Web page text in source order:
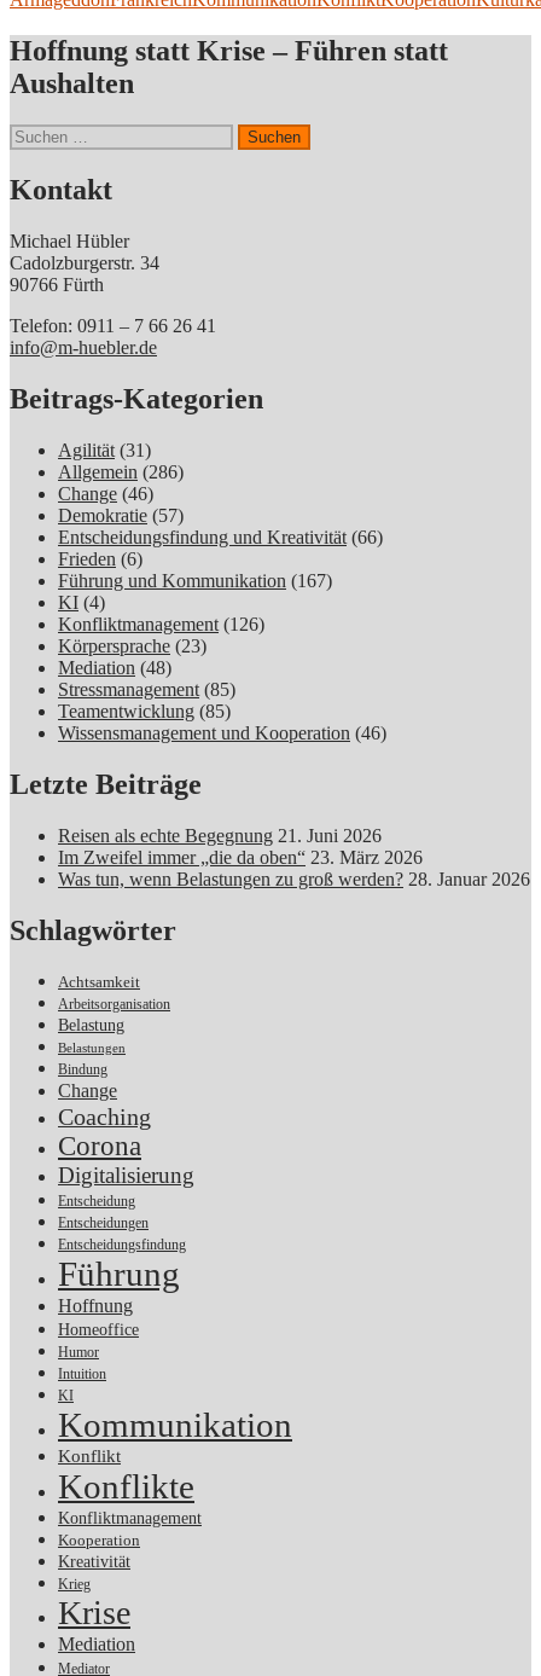
Hoffnung statt Krise – Führen statt
Aushalten
Suchen
nach:
Kontakt
Michael Hübler
Cadolzburgerstr. 34
90766 Fürth
Telefon: 0911 – 7 66 26 41
info@m-huebler.de
Beitrags-Kategorien
Agilität (31)
Allgemein (286)
Change (46)
Demokratie (57)
Entscheidungsfindung und Kreativität (66)
Frieden (6)
Führung und Kommunikation (167)
KI (4)
Konfliktmanagement (126)
Körpersprache (23)
Mediation (48)
Stressmanagement (85)
Teamentwicklung (85)
Wissensmanagement und Kooperation (46)
Letzte Beiträge
Reisen als echte Begegnung 21. Juni 2026
Im Zweifel immer „die da oben“ 23. März 2026
Was tun, wenn Belastungen zu groß werden? 28. Januar 2026
Schlagwörter
Achtsamkeit
Arbeitsorganisation
Belastung
Belastungen
Bindung
Change
Coaching
Corona
Digitalisierung
Entscheidung
Entscheidungen
Entscheidungsfindung
Führung
Hoffnung
Homeoffice
Humor
Intuition
KI
Kommunikation
Konflikt
Konflikte
Konfliktmanagement
Kooperation
Kreativität
Krieg
Krise
Mediation
Mediator